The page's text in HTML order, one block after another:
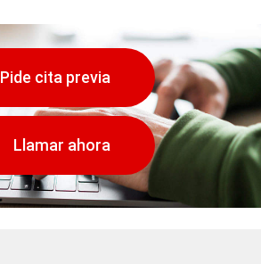
Pide cita previa
Llamar ahora